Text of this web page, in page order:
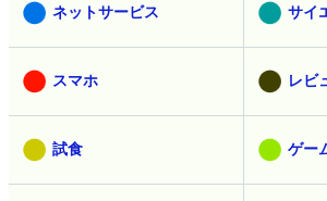
ネットサービス サイ
スマホ レビ
試食 ゲー